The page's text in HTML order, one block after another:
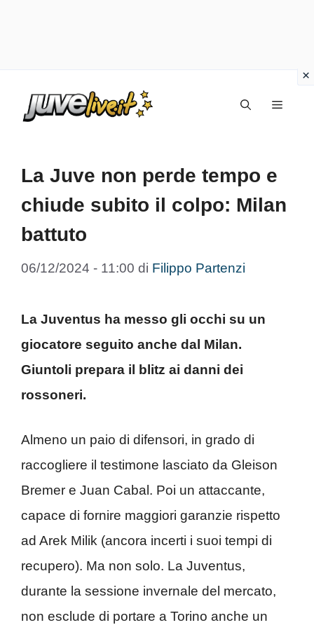
Menu
La Juve non perde tempo e
chiude subito il colpo: Milan
battuto
06/12/2024 - 11:00 di Filippo Partenzi
La Juventus ha messo gli occhi su un
giocatore seguito anche dal Milan.
Giuntoli prepara il blitz ai danni dei
rossoneri.
Almeno un paio di difensori, in grado di
raccogliere il testimone lasciato da Gleison
Bremer e Juan Cabal. Poi un attaccante,
capace di fornire maggiori garanzie rispetto
ad Arek Milik (ancora incerti i suoi tempi di
recupero). Ma non solo. La Juventus,
durante la sessione invernale del mercato,
non esclude di portare a Torino anche un